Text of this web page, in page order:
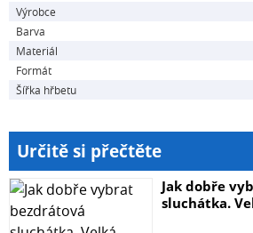
Výrobce
Barva
Materiál
Formát
Šířka hřbetu
Určitě si přečtěte
Jak dobře
sluchátka.